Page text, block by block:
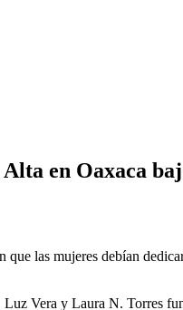
en Oaxaca
las mujeres debían
Vera y Laura N. Torres